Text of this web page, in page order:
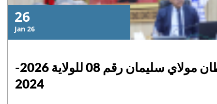
26
Jan 26
انعقاد اجتماع مجلس جامعة السلطان مولاي سليمان رقم 08 للولاية 2026-
2024